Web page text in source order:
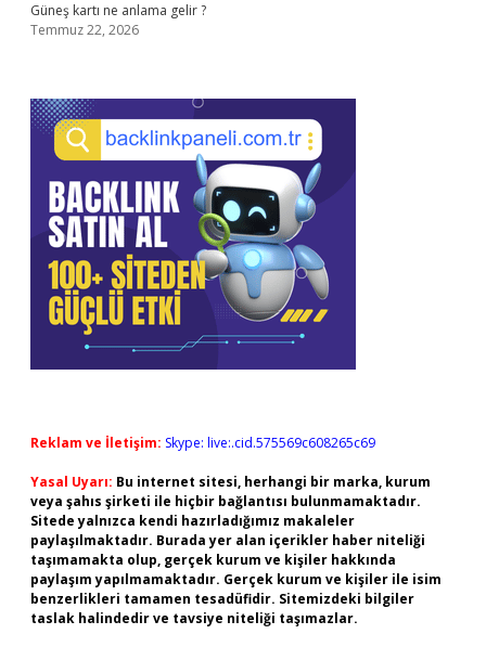
Güneş kartı ne anlama gelir ?
Temmuz 22, 2026
Reklam ve İletişim: Skype: live:.cid.575569c608265c69
Yasal Uyarı: Bu internet sitesi, herhangi bir marka, kurum
veya şahıs şirketi ile hiçbir bağlantısı bulunmamaktadır.
Sitede yalnızca kendi hazırladığımız makaleler
paylaşılmaktadır. Burada yer alan içerikler haber niteliği
taşımamakta olup, gerçek kurum ve kişiler hakkında
paylaşım yapılmamaktadır. Gerçek kurum ve kişiler ile isim
benzerlikleri tamamen tesadüfidir. Sitemizdeki bilgiler
taslak halindedir ve tavsiye niteliği taşımazlar.